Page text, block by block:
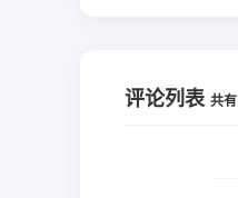
评论列表 共有